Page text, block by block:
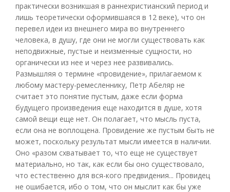
практически возникшая в раннехристианский период и
лишь теоретически оформившаяся в 12 веке), что он
перевел идеи из внешнего мира во внутреннего
человека, в душу, где они не могли существовать как
неподвижные, пустые и неизменные сущности, но
органически из нее и через нее развивались.
Размышляя о термине «провидение», прилагаемом к
любому мастеру-ремесленнику, Петр Абеляр не
считает это понятие пустым, даже если форма
будущего произведения еще находится в душе, хотя
самой вещи еще нет. Он полагает, что мысль пуста,
если она не воплощена. Провидение же пустым быть не
может, поскольку результат мысли имеется в наличии.
Оно «разом схватывает то, что еще не существует
материально, но так, как если бы оно существовало,
что естественно для вся-кого предвидения... Провидец
не ошибается, ибо о том, что он мыслит как бы уже